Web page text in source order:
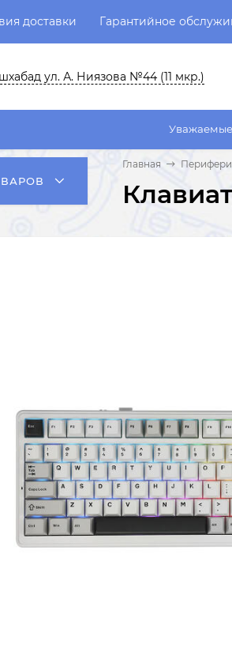
доставки Гарантийное
ул. А. Ниязова №44 (11 мкр.)
Уважаемые
Главная